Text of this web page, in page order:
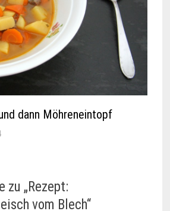
dann Möhreneintopf
zu „Rezept:
vom Blech“